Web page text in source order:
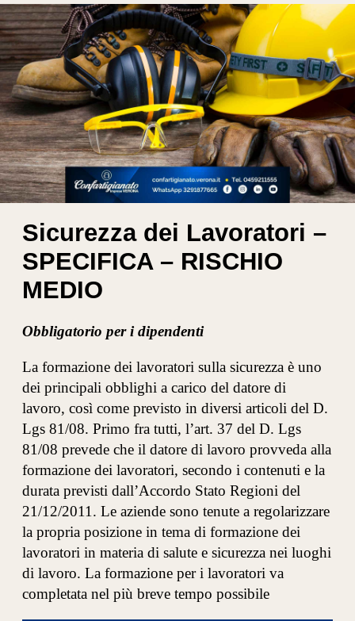
Sicurezza dei Lavoratori –
SPECIFICA – RISCHIO
MEDIO
Obbligatorio per i dipendenti
La formazione dei lavoratori sulla sicurezza è uno
dei principali obblighi a carico del datore di
lavoro, così come previsto in diversi articoli del D.
Lgs 81/08. Primo fra tutti, l’art. 37 del D. Lgs
81/08 prevede che il datore di lavoro provveda alla
formazione dei lavoratori, secondo i contenuti e la
durata previsti dall’Accordo Stato Regioni del
21/12/2011. Le aziende sono tenute a regolarizzare
la propria posizione in tema di formazione dei
lavoratori in materia di salute e sicurezza nei luoghi
di lavoro. La formazione per i lavoratori va
completata nel più breve tempo possibile